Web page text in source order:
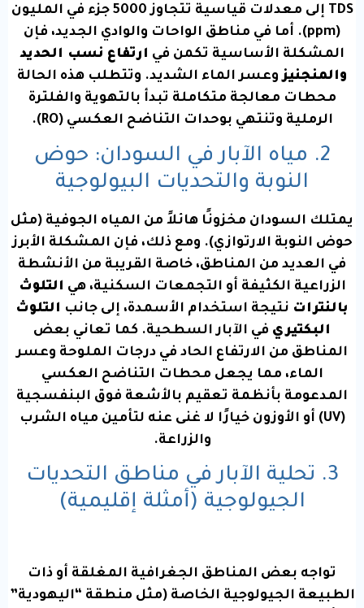
TDS إلى معدلات قياسية تتجاوز 5000 جزء في المليون
(ppm). أما في مناطق الواحات والوادي الجديد، فإن
المشكلة الأساسية تكمن في ارتفاع نسب الحديد
والمنجنيزوعسر الماء الشديد. وتتطلب هذه الحالة
محطات معالجة متكاملة تبدأ بالتهوية والفلترة
الرملية وتنتهي بوحدات التناضح العكسي (RO).
2. مياه الآبار في السودان: حوض
النوبة والتحديات البيولوجية
يمتلك السودان مخزونًا هائلاً من المياه الجوفية (مثل
حوض النوبة الارتوازي). ومع ذلك، فإن المشكلة الأبرز
في العديد من المناطق، خاصة القريبة من الأنشطة
الزراعية الكثيفة أو التجمعات السكنية، هي التلوث
بالنترات نتيجة استخدام الأسمدة، إلى جانب التلوث
البكتيري في الآبار السطحية. كما تعاني بعض
المناطق من الارتفاع الحاد في درجات الملوحة وعسر
الماء، مما يجعل محطات التناضح العكسي
المدعومة بأنظمة تعقيم بالأشعة فوق البنفسجية
(UV) أو الأوزون خيارًا لا غنى عنه لتأمين مياه الشرب
والزراعة.
3. تحلية الآبار في مناطق التحديات
الجيولوجية (أمثلة إقليمية)
تواجه بعض المناطق الجغرافية المغلقة أو ذات
الطبيعة الجيولوجية الخاصة (مثل منطقة “اليهودية”